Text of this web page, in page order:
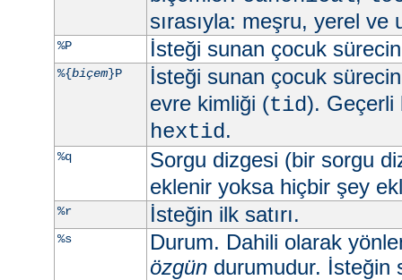
sırasıyla: meşru, yerel ve
%P İsteği sunan çocuk
%{biçem}P
İsteği sunan çocuk
evre kimliği (tid).
hextid.
%q
Sorgu dizgesi (bir sorgu
eklenir yoksa hiçbir şey
%r İsteğin ilk satırı.
%s
Durum. Dahili olarak
özgündurumudur. İsteğin